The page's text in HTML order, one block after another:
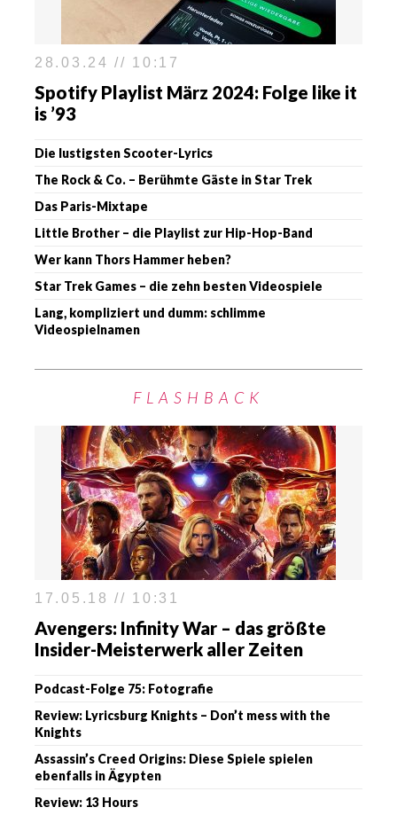
28.03.24 // 10:17
Spotify Playlist März 2024: Folge like it
is ’93
Die lustigsten Scooter-Lyrics
The Rock & Co. – Berühmte Gäste in Star Trek
Das Paris-Mixtape
Little Brother – die Playlist zur Hip-Hop-Band
Wer kann Thors Hammer heben?
Star Trek Games – die zehn besten Videospiele
Lang, kompliziert und dumm: schlimme
Videospielnamen
FLASHBACK
17.05.18 // 10:31
Avengers: Infinity War – das größte
Insider-Meisterwerk aller Zeiten
Podcast-Folge 75: Fotografie
Review: Lyricsburg Knights – Don’t mess with the
Knights
Assassin’s Creed Origins: Diese Spiele spielen
ebenfalls in Ägypten
Review: 13 Hours